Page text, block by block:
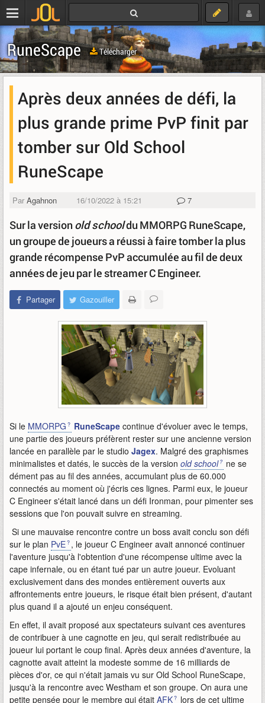
RuneScape Télécharger
Après deux années de défi, la
plus grande prime PvP finit par
tomber sur Old School
RuneScape
Par Agahnon 16/10/2022 à 15:21 7
Sur la version old schooldu MMORPG RuneScape,
un groupe de joueurs a réussi à faire tomber la plus
grande récompense PvP accumulée au fil de deux
années de jeu par le streamer C Engineer.
Partager Gazouiller
Si le MMORPG RuneScape continue d'évoluer avec le temps,
une partie des joueurs préfèrent rester sur une ancienne version
lancée en parallèle par le studio Jagex. Malgré des graphismes
minimalistes et datés, le succès de la version old school
ne se
dément pas au fil des années, accumulant plus de 60.000
connectés au moment où j'écris ces lignes. Parmi eux, le joueur
C Engineer s'était lancé dans un défi Ironman, pour pimenter ses
sessions que l'on pouvait suivre en streaming.
Si une mauvaise rencontre contre un boss avait conclu son défi
sur le plan PvE , le joueur C Engineer avait annoncé continuer
l'aventure jusqu'à l'obtention d'une récompense ultime avec la
cape infernale, ou en étant tué par un autre joueur. Evoluant
exclusivement dans des mondes entièrement ouverts aux
affrontements entre joueurs, le risque était bien présent, d'autant
plus quand il a ajouté un enjeu conséquent.
En effet, il avait proposé aux spectateurs suivant ces aventures
de contribuer à une cagnotte en jeu, qui serait redistribuée au
joueur lui portant le coup final. Après deux années d'aventure, la
cagnotte avait atteint la modeste somme de 16 milliards de
pièces d'or, ce qui n'était jamais vu sur Old School RuneScape,
jusqu'à la rencontre avec Westham et son groupe. On aura une
petite pensée pour le membre qui était AFK
lors de cet ultime